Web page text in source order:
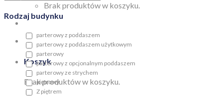
Brak produktów w koszyku.
Koszyk
Brak produktów w koszyku.
Rodzaj budynku
parterowy z poddaszem
parterowy z poddaszem użytkowym
parterowy
parterowy z opcjonalnym poddaszem
parterowy ze strychem
piętrowy
Z piętrem